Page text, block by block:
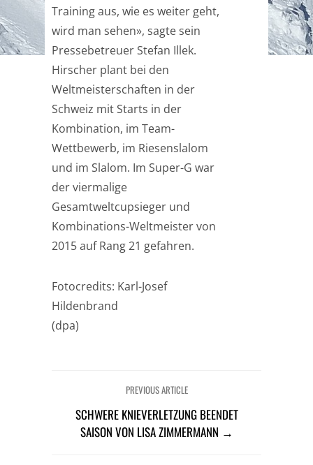
Training aus, wie es weiter geht,
wird man sehen», sagte sein
Pressebetreuer Stefan Illek.
Hirscher plant bei den
Weltmeisterschaften in der
Schweiz mit Starts in der
Kombination, im Team-
Wettbewerb, im Riesenslalom
und im Slalom. Im Super-G war
der viermalige
Gesamtweltcupsieger und
Kombinations-Weltmeister von
2015 auf Rang 21 gefahren.
Fotocredits: Karl-Josef
Hildenbrand
(dpa)
PREVIOUS ARTICLE
SCHWERE KNIEVERLETZUNG BEENDET
SAISON VON LISA ZIMMERMANN →